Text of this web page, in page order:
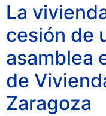
La
cesión de
asamblea
de
Zaragoza